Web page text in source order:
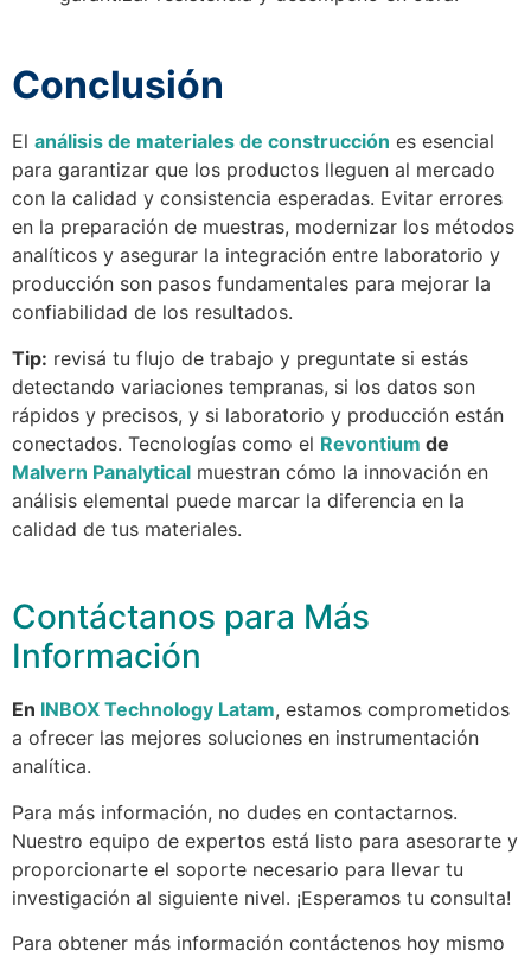
Conclusión
El análisis de materiales de construcción es esencial
para garantizar que los productos lleguen al mercado
con la calidad y consistencia esperadas. Evitar errores
en la preparación de muestras, modernizar los métodos
analíticos y asegurar la integración entre laboratorio y
producción son pasos fundamentales para mejorar la
confiabilidad de los resultados.
Tip: revisá tu flujo de trabajo y preguntate si estás
detectando variaciones tempranas, si los datos son
rápidos y precisos, y si laboratorio y producción están
conectados. Tecnologías como el Revontium de
Malvern Panalytical muestran cómo la innovación en
análisis elemental puede marcar la diferencia en la
calidad de tus materiales.
Contáctanos para Más
Información
En INBOX Technology Latam, estamos comprometidos
a ofrecer las mejores soluciones en instrumentación
analítica.
Para más información, no dudes en contactarnos.
Nuestro equipo de expertos está listo para asesorarte y
proporcionarte el soporte necesario para llevar tu
investigación al siguiente nivel. ¡Esperamos tu consulta!
Para obtener más información contáctenos hoy mismo